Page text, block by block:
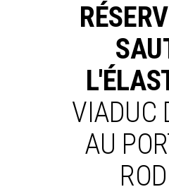
VIADUC
AU